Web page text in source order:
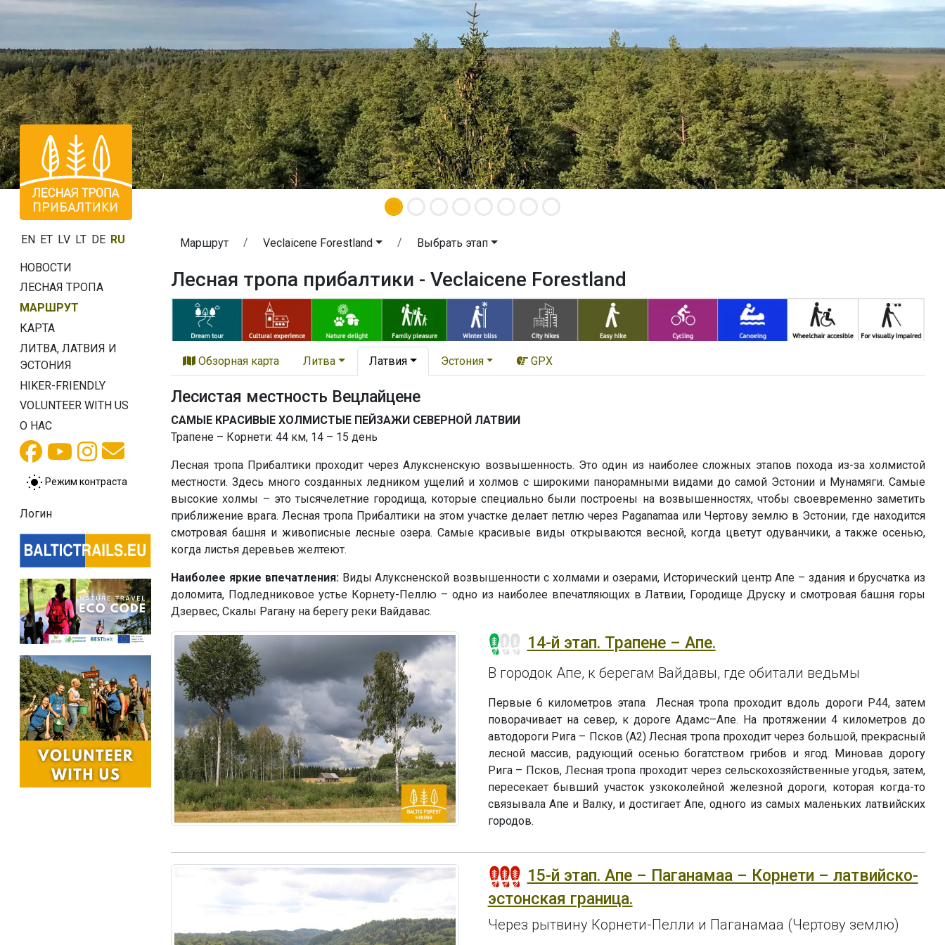
EN ET LV LT DE RU
НОВОСТИ
ЛЕСНАЯ ТРОПА
МАРШРУТ
КАРТА
ЛИТВА, ЛАТВИЯ И
ЭСТОНИЯ
HIKER-FRIENDLY
VOLUNTEER WITH US
О НАС
Режим контраста
Логин
Маршрут Veclaicene Forestland Выбрать этап
Лесная тропа прибалтики - Veclaicene Forestland
Обзорная карта Литва Латвия Эстония GPX
Лесистая местность Вецлайцене
САМЫЕ КРАСИВЫЕ ХОЛМИСТЫЕ ПЕЙЗАЖИ СЕВЕРНОЙ ЛАТВИИ
Трапене – Корнети: 44 км, 14 – 15 день
Лесная тропа Прибалтики проходит через Алуксненскую возвышенность. Это один из наиболее сложных этапов похода из-за холмистой
местности. Здесь много созданных ледником ущелий и холмов с широкими панорамными видами до самой Эстонии и Мунамяги. Самые
высокие холмы – это тысячелетние городища, которые специально были построены на возвышенностях, чтобы своевременно заметить
приближение врага. Лесная тропа Прибалтики на этом участке делает петлю через Paganamaa или Чертову землю в Эстонии, где находится
смотровая башня и живописные лесные озера. Самые красивые виды открываются весной, когда цветут одуванчики, а также осенью,
когда листья деревьев желтеют.
Наиболее яркие впечатления:Виды Алуксненской возвышенности с холмами и озерами, Исторический центр Апе – здания и брусчатка из
доломита, Подледниковое устье Корнету-Пеллю – одно из наиболее впечатляющих в Латвии, Городище Друску и смотровая башня горы
Дзервес, Скалы Рагану на берегу реки Вайдавас.
14-й этап. Трапене – Апе.
В городок Апе, к берегам Вайдавы, где обитали ведьмы
Первые 6 километров этапа Лесная тропа проходит вдоль дороги P44, затем
поворачивает на север, к дороге Адамс–Апе. На протяжении 4 километров до
автодороги Рига – Псков (A2) Лесная тропа проходит через большой, прекрасный
лесной массив, радующий осенью богатством грибов и ягод. Миновав дорогу
Рига – Псков, Лесная тропа проходит через сельскохозяйственные угодья, затем,
пересекает бывший участок узкоколейной железной дороги, которая когда-то
связывала Апе и Валку, и достигает Апе, одного из самых маленьких латвийских
городов.
15-й этап. Апе – Паганамаа – Корнети – латвийско-
эстонская граница.
Через рытвину Корнети-Пелли и Паганамаа (Чертову землю)